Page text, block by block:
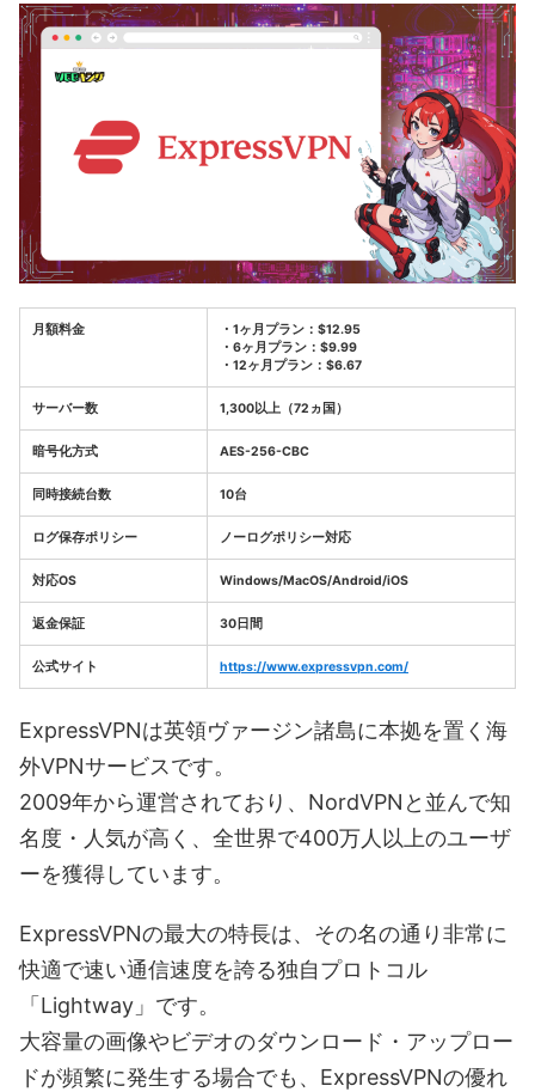
月額料金
・1ヶ月プラン：$12.95
・6ヶ月プラン：$9.99
・12ヶ月プラン：$6.67
サーバー数 1,300以上（72ヵ国）
暗号化方式 AES-256-CBC
同時接続台数 10台
ログ保存ポリシー ノーログポリシー対応
対応OS Windows/MacOS/Android/iOS
返金保証 30日間
公式サイト https://www.expressvpn.com/
ExpressVPNは英領ヴァージン諸島に本拠を置く海
外VPNサービスです。
2009年から運営されており、NordVPNと並んで知
名度・人気が高く、全世界で400万人以上のユーザ
ーを獲得しています。
ExpressVPNの最大の特長は、その名の通り非常に
快適で速い通信速度を誇る独自プロトコル
「Lightway」です。
大容量の画像やビデオのダウンロード・アップロー
ドが頻繁に発生する場合でも、ExpressVPNの優れ